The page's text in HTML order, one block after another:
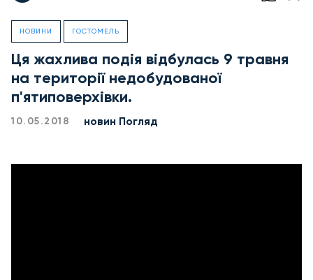
НОВИНИ ГОСТОМЕЛЬ
Ця жахлива подія відбулась 9 травня
на території недобудованої
п'ятиповерхівки.
10.05.2018 новин Погляд